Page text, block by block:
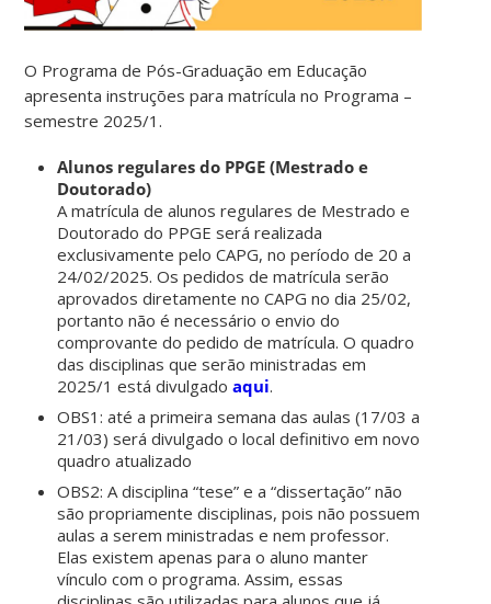
O Programa de Pós-Graduação em Educação
apresenta instruções para matrícula no Programa –
semestre 2025/1.
Alunos regulares do PPGE (Mestrado e
Doutorado)
A matrícula de alunos regulares de Mestrado e
Doutorado do PPGE será realizada
exclusivamente pelo CAPG, no período de 20 a
24/02/2025. Os pedidos de matrícula serão
aprovados diretamente no CAPG no dia 25/02,
portanto não é necessário o envio do
comprovante do pedido de matrícula. O quadro
das disciplinas que serão ministradas em
2025/1 está divulgadoaqui.
OBS1: até a primeira semana das aulas (17/03 a
21/03) será divulgado o local definitivo em novo
quadro atualizado
OBS2: A disciplina “tese” e a “dissertação” não
são propriamente disciplinas, pois não possuem
aulas a serem ministradas e nem professor.
Elas existem apenas para o aluno manter
vínculo com o programa. Assim, essas